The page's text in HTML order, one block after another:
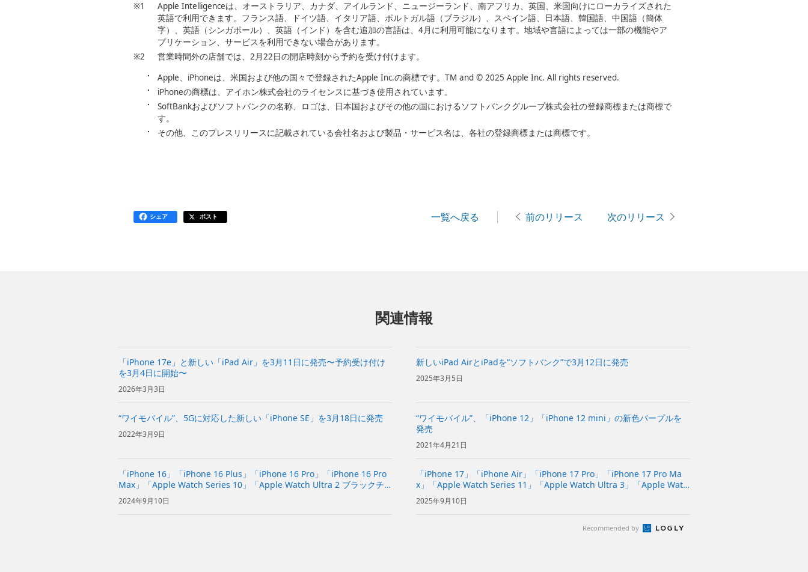
※1
Apple Intelligenceは、オーストラリア、カナダ、アイルランド、ニュージーランド、南アフリカ、英国、米国向けにローカライズされた
英語で利用できます。フランス語、ドイツ語、イタリア語、ポルトガル語（ブラジル）、スペイン語、日本語、韓国語、中国語（簡体
字）、英語（シンガポール）、英語（インド）を含む追加の言語は、4月に利用可能になります。地域や言語によっては一部の機能やア
プリケーション、サービスを利用できない場合があります。
※2
営業時間外の店舗では、2月22日の開店時刻から予約を受け付けます。
Apple、iPhoneは、米国および他の国々で登録されたApple Inc.の商標です。TM and © 2025 Apple Inc. All rights reserved.
iPhoneの商標は、アイホン株式会社のライセンスに基づき使用されています。
SoftBankおよびソフトバンクの名称、ロゴは、日本国およびその他の国におけるソフトバンクグループ株式会社の登録商標または商標で
す。
その他、このプレスリリースに記載されている会社名および製品・サービス名は、各社の登録商標または商標です。
シェア ポスト 一覧へ戻る 前のリリース 次のリリース
関連情報
「iPhone 17e」と新しい「iPad Air」を3月11日に発売〜予約受け付け
を3月4日に開始〜
2026年3月3日
新しいiPad AirとiPadを“ソフトバンク”で3月12日に発売
2025年3月5日
“ワイモバイル”、5Gに対応した新しい「iPhone SE」を3月18日に発売
2022年3月9日
“ワイモバイル”、「iPhone 12」「iPhone 12 mini」の新色パープルを
発売
2021年4月21日
「iPhone 16」「iPhone 16 Plus」「iPhone 16 Pro」「iPhone 16 Pro
Max」「Apple Watch Series 10」「Apple Watch Ultra 2 ブラックチ
タニウム」「AirP...
2024年9月10日
「iPhone 17」「iPhone Air」「iPhone 17 Pro」「iPhone 17 Pro Ma
x」「Apple Watch Series 11」「Apple Watch Ultra 3」「Apple Watc
h SE 3」「...
2025年9月10日
Recommended by